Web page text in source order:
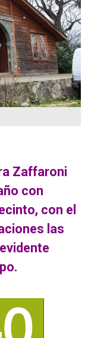
Zaffaroni
con
con el
las